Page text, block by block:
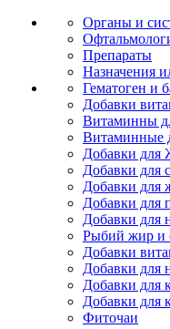
Органы и
Препараты
Назначения
Гематоген и
Добавки
Витаминны
Витаминные
Добавки
Добавки для
Добавки для
Добавки для
Добавки для
Рыбий жир и
Добавки
Добавки для
Добавки для
Добавки для
Фиточаи